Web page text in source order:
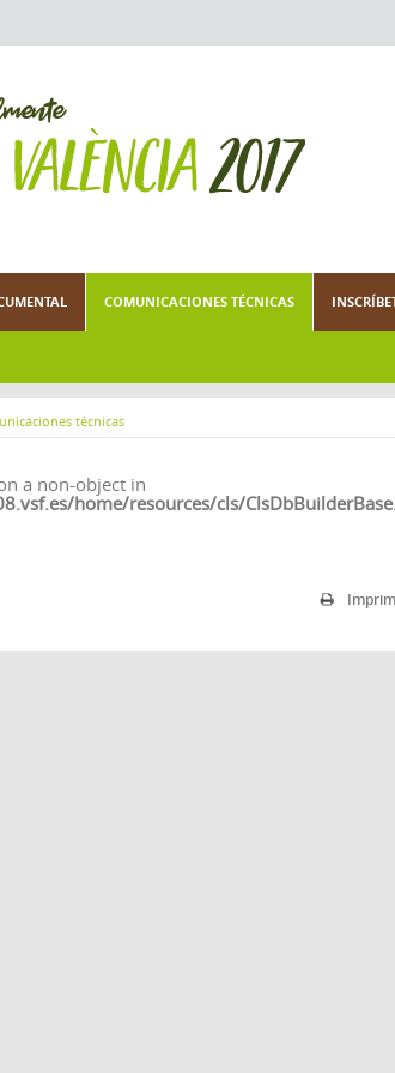
COMUNICACIONES TÉCNICAS
técnicas
a non-object in
home/resources/cls/